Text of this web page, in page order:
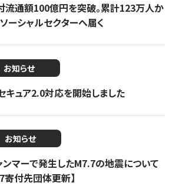
流通額100億円を突破。累計123万人か
ーシャルセクターへ届く
お知らせ
ュア2.0対応を開始しました
お知らせ
ンマーで発生したM7.7の地震について
付先団体更新】